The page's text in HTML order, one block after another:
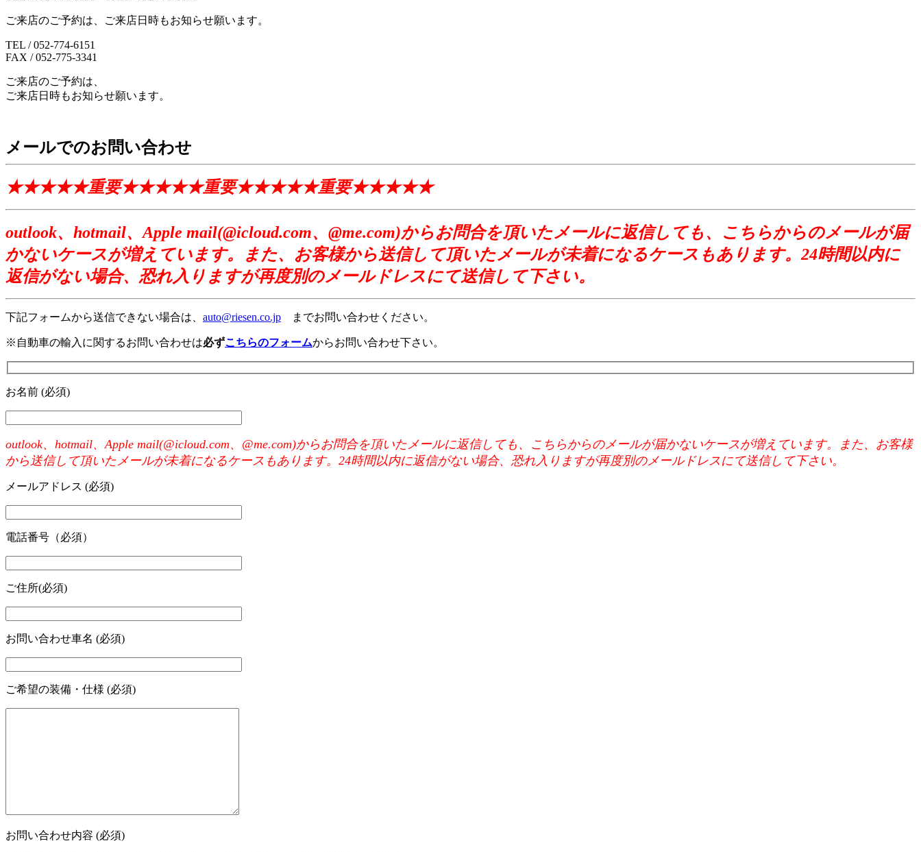
ご来店のご予約は、ご来店日時もお知らせ願います。
TEL / 052-774-6151
FAX / 052-775-3341
ご来店のご予約は、
ご来店日時もお知らせ願います。
メールでのお問い合わせ
★★★★★重要★★★★★重要★★★★★重要★★★★★
outlook、hotmail、Apple mail(@icloud.com、@me.com)からお問合を頂いたメールに返信しても、こちらからのメールが届
かないケースが増えています。また、お客様から送信して頂いたメールが未着になるケースもあります。24時間以内に
返信がない場合、恐れ入りますが再度別のメールドレスにて送信して下さい。
下記フォームから送信できない場合は、 auto@riesen.co.jp までお問い合わせください。
※自動車の輸入に関するお問い合わせは必ずこちらのフォームからお問い合わせ下さい。
お名前 (必須)
outlook、hotmail、Apple mail(@icloud.com、@me.com)からお問合を頂いたメールに返信しても、こちらからのメールが届かないケースが増えています。また、お客様
から送信して頂いたメールが未着になるケースもあります。24時間以内に返信がない場合、恐れ入りますが再度別のメールドレスにて送信して下さい。
メールアドレス (必須)
電話番号（必須）
ご住所(必須)
お問い合わせ車名 (必須)
ご希望の装備・仕様 (必須)
お問い合わせ内容 (必須)